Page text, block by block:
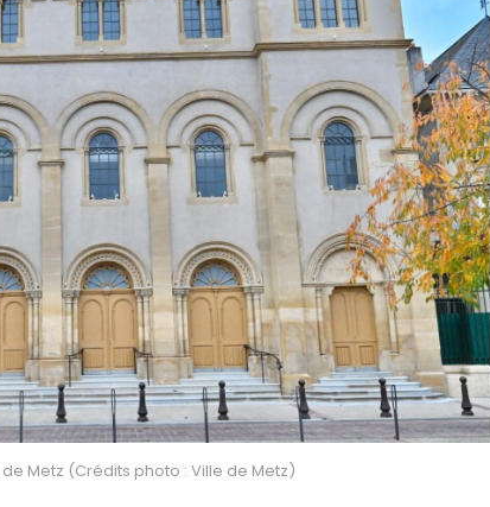
Metz (Crédits photo : Ville de Metz)